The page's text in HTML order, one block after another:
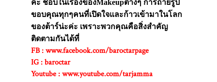
ค่ะ ชอบในเรื่องของMakeupต่างๆ การถ่ายรูป
ขอบคุณทุกๆคนที่เปิดใจและก้าวเข้ามาในโลก
ของต้าร์น่ะค่ะ เพราะพวกคุณคือสิ่งสำคัญ
ติดตามกันได้ที่
FB : www.facebook.com/baroctarpage
IG : baroctar
Youtube : www.youtube.com/tarjamma